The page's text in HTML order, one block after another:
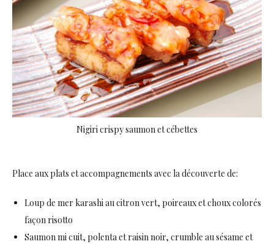
Nigiri crispy saumon et cébettes
Place aux plats et accompagnements avec la découverte de:
Loup de mer karashi au citron vert, poireaux et choux colorés
façon risotto
Saumon mi cuit, polenta et raisin noir, crumble au sésame et